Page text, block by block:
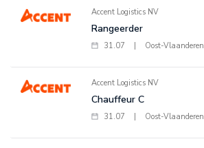
Accent Logistics NV
Rangeerder
31.07 Oost-Vlaanderen
Accent Logistics NV
Chauffeur C
31.07 Oost-Vlaanderen